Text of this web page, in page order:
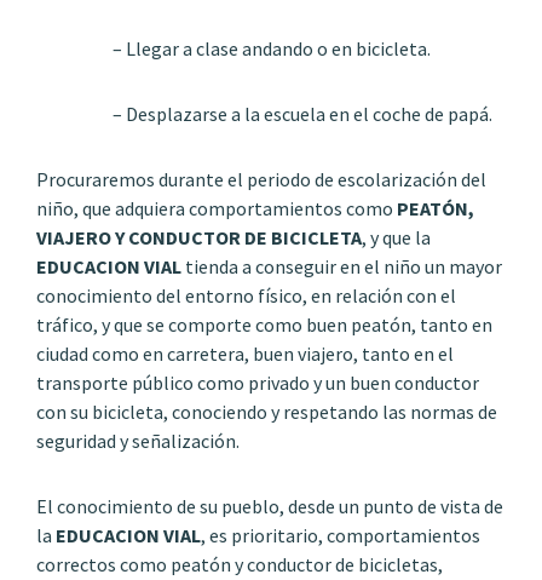
– Llegar a clase andando o en bicicleta.
– Desplazarse a la escuela en el coche de papá.
Procuraremos durante el periodo de escolarización del
niño, que adquiera comportamientos como PEATÓN,
VIAJERO Y CONDUCTOR DE BICICLETA, y que la
EDUCACION VIAL tienda a conseguir en el niño un mayor
conocimiento del entorno físico, en relación con el
tráfico, y que se comporte como buen peatón, tanto en
ciudad como en carretera, buen viajero, tanto en el
transporte público como privado y un buen conductor
con su bicicleta, conociendo y respetando las normas de
seguridad y señalización.
El conocimiento de su pueblo, desde un punto de vista de
la EDUCACION VIAL, es prioritario, comportamientos
correctos como peatón y conductor de bicicletas,